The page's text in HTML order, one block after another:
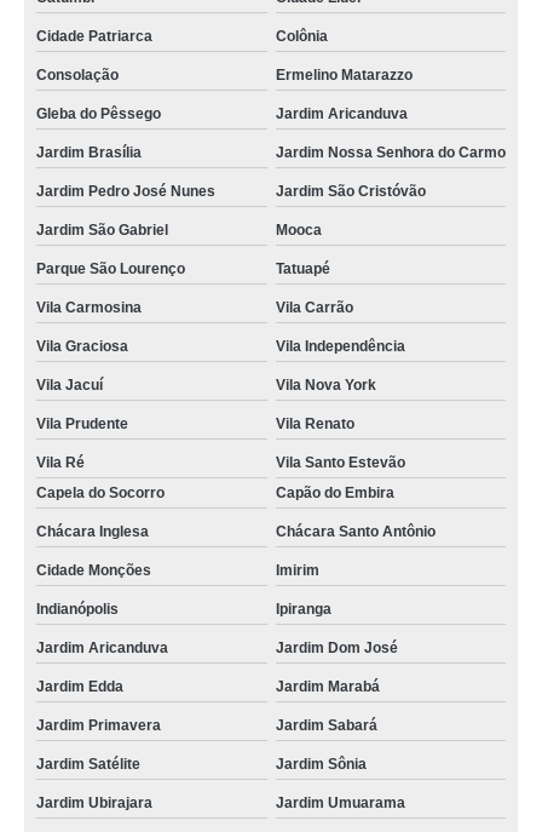
Cidade Patriarca Colônia
Consolação Ermelino Matarazzo
Gleba do Pêssego Jardim Aricanduva
Jardim Brasília Jardim Nossa Senhora do Carmo
Jardim Pedro José Nunes Jardim São Cristóvão
Jardim São Gabriel Mooca
Parque São Lourenço Tatuapé
Vila Carmosina Vila Carrão
Vila Graciosa Vila Independência
Vila Jacuí Vila Nova York
Vila Prudente Vila Renato
Vila Ré
Vila Santo Estevão
Capela do Socorro
Capão do Embira
Chácara Inglesa Chácara Santo Antônio
Cidade Monções Imirim
Indianópolis Ipiranga
Jardim Aricanduva Jardim Dom José
Jardim Edda Jardim Marabá
Jardim Primavera Jardim Sabará
Jardim Satélite Jardim Sônia
Jardim Ubirajara Jardim Umuarama